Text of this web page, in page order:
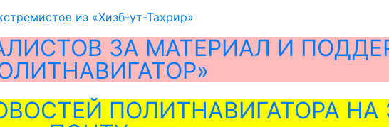
из «Хизб-ут-Тахрир»
ЗА МАТЕРИАЛ И
ПОЛИТНАВИГАТОРА